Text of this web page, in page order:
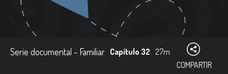
Serie documental - Familiar Capítulo 32 27m
COMPARTIR